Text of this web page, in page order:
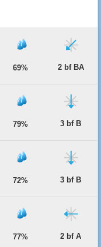
69% 2 bf ΒΑ
79% 3 bf Β
72% 3 bf Β
77% 2 bf Α